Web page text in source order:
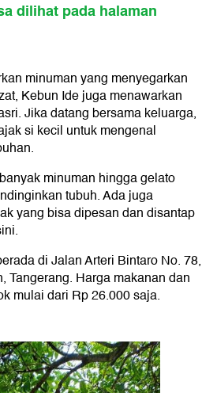
dilihat pada halaman
minuman yang menyegarkan
Kebun Ide juga menawarkan
Jika datang bersama keluarga,
si kecil untuk mengenal
minuman hingga gelato
tubuh. Ada juga
yang bisa dipesan dan disantap
di Jalan Arteri Bintaro No. 78,
Tangerang. Harga makanan dan
mulai dari Rp 26.000 saja.